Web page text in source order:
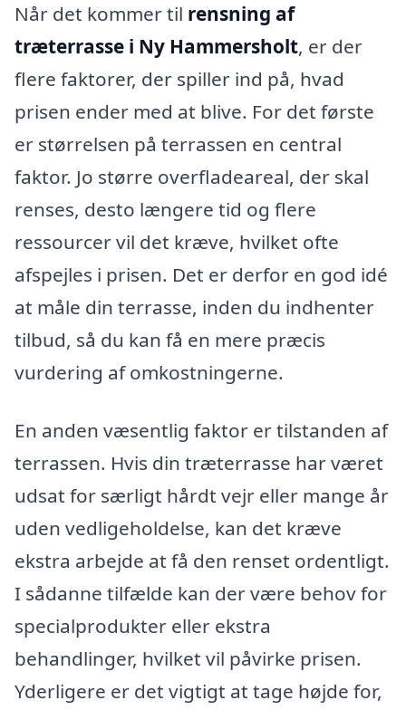
Når det kommer til rensning af
træterrasse i Ny Hammersholt, er der
flere faktorer, der spiller ind på, hvad
prisen ender med at blive. For det første
er størrelsen på terrassen en central
faktor. Jo større overfladeareal, der skal
renses, desto længere tid og flere
ressourcer vil det kræve, hvilket ofte
afspejles i prisen. Det er derfor en god idé
at måle din terrasse, inden du indhenter
tilbud, så du kan få en mere præcis
vurdering af omkostningerne.
En anden væsentlig faktor er tilstanden af
terrassen. Hvis din træterrasse har været
udsat for særligt hårdt vejr eller mange år
uden vedligeholdelse, kan det kræve
ekstra arbejde at få den renset ordentligt.
I sådanne tilfælde kan der være behov for
specialprodukter eller ekstra
behandlinger, hvilket vil påvirke prisen.
Yderligere er det vigtigt at tage højde for,